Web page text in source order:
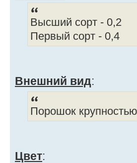
Высший сорт - 0,2
Первый сорт - 0,4
Внешний вид:
Порошок
Цвет: